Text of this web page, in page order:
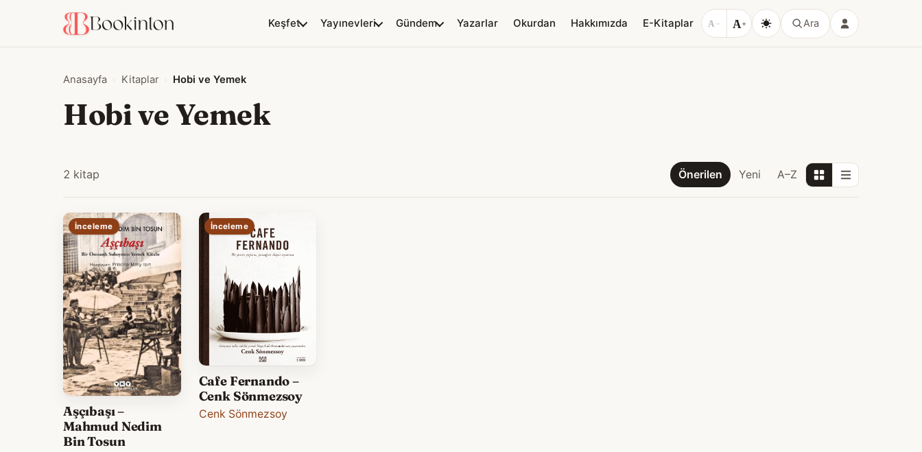
Keşfet Yayınevleri Gündem Yazarlar Okurdan Hakkımızda E-Kitaplar A − A+ Ara
Anasayfa Kitaplar Hobi ve Yemek
Hobi ve Yemek
2 kitap Önerilen Yeni A–Z
İnceleme
Aşçıbaşı –
Mahmud Nedim
Bin Tosun
İnceleme
Cafe Fernando –
Cenk Sönmezsoy
Cenk Sönmezsoy